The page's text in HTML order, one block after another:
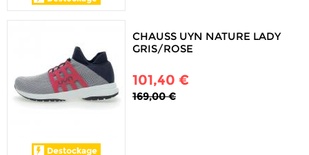
CHAUSS UYN NATURE LADY
GRIS/ROSE
101,40 €
169,00 €